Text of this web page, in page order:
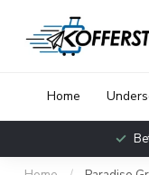
Home